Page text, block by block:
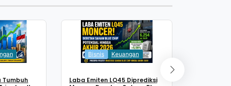
Tumbuh
Bisnis Keuangan
Laba Emiten LQ45 Diprediksi